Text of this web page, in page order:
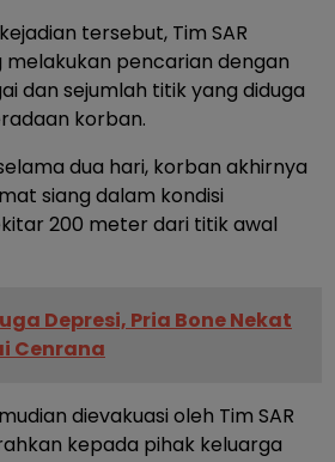
tersebut, Tim SAR
melakukan pencarian dengan
dan sejumlah titik yang diduga
korban.
dua hari, korban akhirnya
siang dalam kondisi
200 meter dari titik awal
Depresi, Pria Bone Nekat
Cenrana
dievakuasi oleh Tim SAR
kepada pihak keluarga